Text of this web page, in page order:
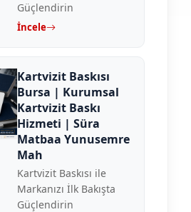
Güçlendirin
İncele
Kartvizit Baskısı
Bursa | Kurumsal
Kartvizit Baskı
Hizmeti | Süra
Matbaa Yunusemre
Mah
Kartvizit Baskısı ile
Markanızı İlk Bakışta
Güçlendirin